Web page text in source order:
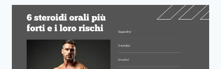
TAGLIO
PER
OTTENERE
SCOLPITI